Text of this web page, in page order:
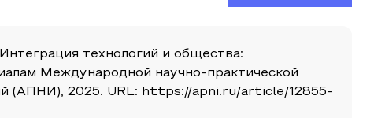
технологий и общества:
Международной научно-практической
(АПНИ), 2025. URL: https://apni.ru/article/12855-